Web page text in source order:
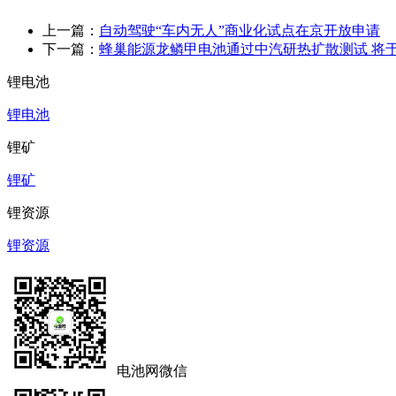
上一篇： 自动驾驶“车内无人”商业化试点在京开放申请
下一篇： 蜂巢能源龙鳞甲电池通过中汽研热扩散测试 将
锂电池
锂电池
锂矿
锂矿
锂资源
锂资源
电池网微信